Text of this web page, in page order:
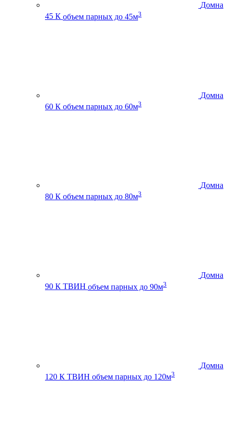
Домна
45 К объем парных до 45м3
Домна
60 К объем парных до 60м3
Домна
80 К объем парных до 80м3
Домна
90 К ТВИН объем парных до 90м3
Домна
120 К ТВИН объем парных до 120м3